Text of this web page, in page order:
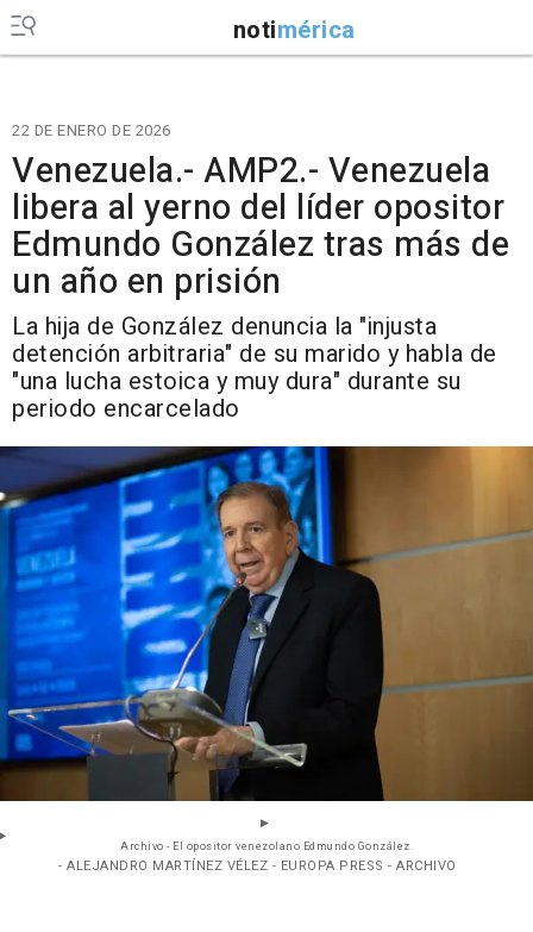
notimérica
22 DE ENERO DE 2026
Venezuela.- AMP2.- Venezuela
libera al yerno del líder opositor
Edmundo González tras más de
un año en prisión
La hija de González denuncia la "injusta
detención arbitraria" de su marido y habla de
"una lucha estoica y muy dura" durante su
periodo encarcelado
Archivo - El opositor venezolano Edmundo González.
- ALEJANDRO MARTÍNEZ VÉLEZ - EUROPA PRESS - ARCHIVO